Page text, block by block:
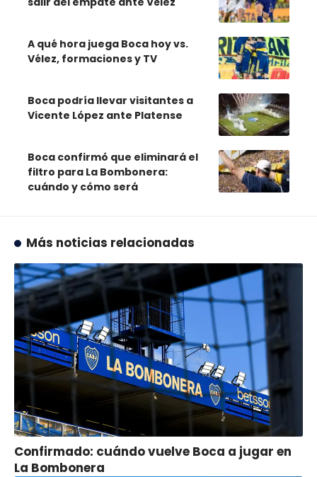
A qué hora juega Boca hoy vs.
Vélez, formaciones y TV
Boca podría llevar visitantes a
Vicente López ante Platense
Boca confirmó que eliminará el
filtro para La Bombonera:
cuándo y cómo será
Más noticias relacionadas
Confirmado: cuándo vuelve Boca a jugar en
La Bombonera